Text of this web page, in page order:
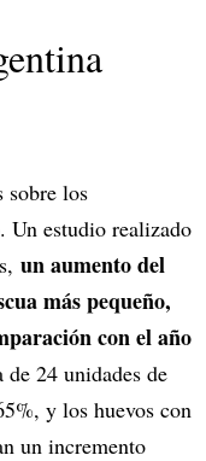
sobre los
Un estudio realizado
un aumento del
más pequeño,
con el año
24 unidades de
y los huevos con
un incremento